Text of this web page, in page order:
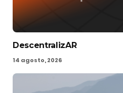
14 agosto, 2026
DescentralizAR